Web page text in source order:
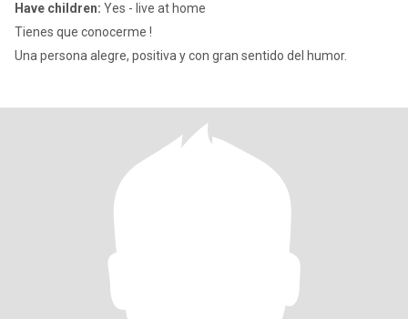
Have children: Yes - live at home
Tienes que conocerme !
Una persona alegre, positiva y con gran sentido del humor.